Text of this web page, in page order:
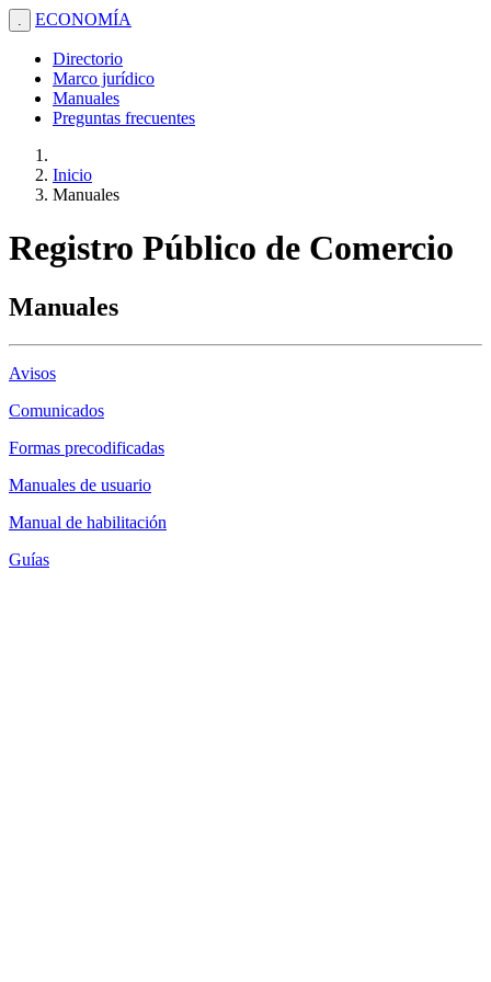
. ECONOMÍA
Directorio
Marco jurídico
Manuales
Preguntas frecuentes
Inicio
Manuales
Registro Público de Comercio
Manuales
Avisos
Comunicados
Formas precodificadas
Manuales de usuario
Manual de habilitación
Guías